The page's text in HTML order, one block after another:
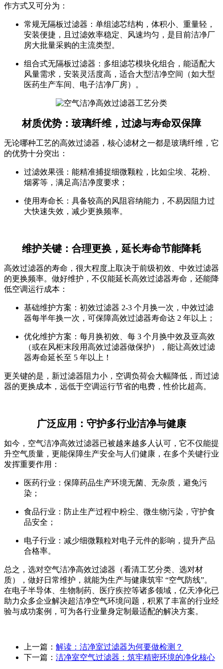
作方式又可分为：
常规无隔板过滤器：单组滤芯结构，体积小、重量轻，
安装便捷，且过滤效率稳定、风速均匀，是目前洁净厂
房大批量采购的主流类型。
组合式无隔板过滤器：多组滤芯模块化组合，能适配大
风量需求，安装灵活度高，适合大型洁净空间（如大型
医药生产车间、电子洁净厂房）。
材质优势：玻璃纤维，过滤与寿命双保障
无论哪种工艺的高效过滤器，核心滤材之一都是玻璃纤维，它
的优势十分突出：
过滤效果强：能精准捕捉细微颗粒，比如尘埃、花粉、
烟雾等，满足高洁净度要求；
使用寿命长：具备较高的风阻容纳能力，不易因阻力过
大快速失效，减少更换频率。
维护关键：合理更换，延长寿命节能降耗
高效过滤器的寿命，很大程度上取决于前级初效、中效过滤器
的更换频率。做好维护，不仅能延长高效过滤器寿命，还能降
低空调运行成本：
基础维护方案：初效过滤器 2-3 个月换一次，中效过滤
器每半年换一次，可保障高效过滤器寿命达 2 年以上；
优化维护方案：每月换初效、每 3 个月换中效及亚高效
（或在风柜末段用高效过滤器做保护），能让高效过滤
器寿命延长至 5 年以上！
更关键的是，新过滤器阻力小，空调负荷会大幅降低，而过滤
器的更换成本，远低于空调运行节省的电费，性价比超高。
广泛应用：守护多行业洁净与健康
如今，空气洁净高效过滤器已被越来越多人认可，它不仅能提
升空气质量，更能保障生产安全与人们健康，在多个关键行业
发挥重要作用：
医药行业：保障药品生产环境无菌、无杂质，避免污
染；
食品行业：防止生产过程中粉尘、微生物污染，守护食
品安全；
电子行业：减少细微颗粒对电子元件的影响，提升产品
合格率。
总之，选对空气洁净高效过滤器（看清工艺分类、选对材
质），做好日常维护，就能为生产与健康筑牢 “空气防线”。
在电子半导体、生物制药、医疗疾控等诸多领域，亿天净化已
助力众多企业解决超洁净空气环境问题，积累了丰富的行业经
验与成功案例，可为各行业量身定制最适配的解决方案。
上一篇： 解读：洁净室过滤器为何要做检测？
下一篇： 洁净室空气过滤器：筑牢精密环境的净化核心